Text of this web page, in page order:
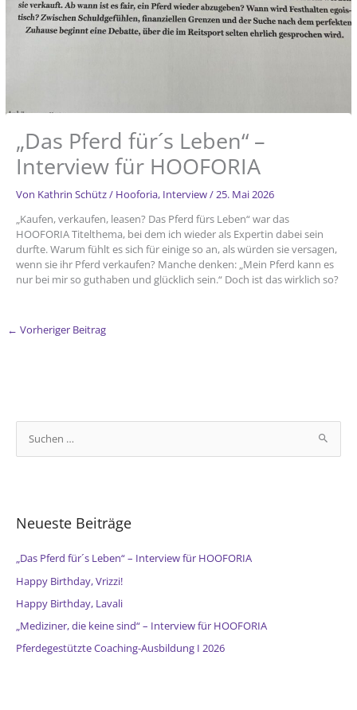
„Das Pferd für´s Leben“ –
Interview für HOOFORIA
Von Kathrin Schütz/ Hooforia, Interview/25. Mai 2026
„Kaufen, verkaufen, leasen? Das Pferd fürs Leben“ war das
HOOFORIA Titelthema, bei dem ich wieder als Expertin dabei sein
durfte. Warum fühlt es sich für einige so an, als würden sie versagen,
wenn sie ihr Pferd verkaufen? Manche denken: „Mein Pferd kann es
nur bei mir so guthaben und glücklich sein.“ Doch ist das wirklich so?
← Vorheriger Beitrag
n
c
h
:
Neueste Beiträge
„Das Pferd für´s Leben“ – Interview für HOOFORIA
Happy Birthday, Vrizzi!
Happy Birthday, Lavali
„Mediziner, die keine sind“ – Interview für HOOFORIA
Pferdegestützte Coaching-Ausbildung I 2026